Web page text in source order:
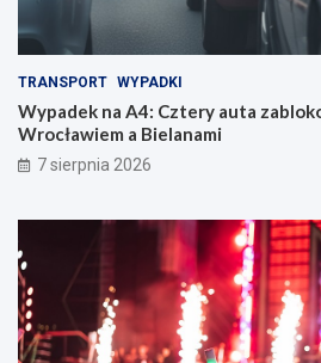
TRANSPORT WYPADKI
Wypadek na A4: Cztery auta
Wrocławiem a Bielanami
7 sierpnia 2026